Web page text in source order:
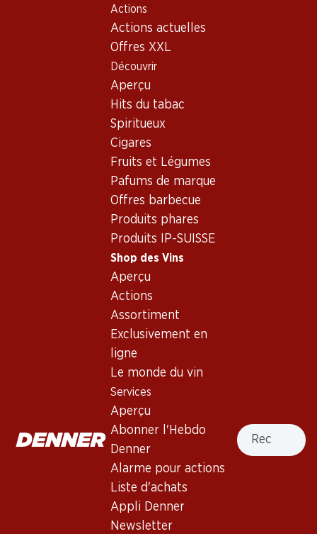
Actions
Actions actuelles
Offres XXL
Découvrir
Aperçu
Hits du tabac
Spiritueux
Cigares
Fruits et Légumes
Pafums de marque
Offres barbecue
Produits phares
Produits IP-SUISSE
Shop des Vins
Aperçu
Actions
Assortiment
Exclusivement en
ligne
Le monde du vin
Services
Aperçu
Abonner l'Hebdo
Denner
Alarme pour actions
Liste d'achats
Appli Denner
Newsletter
Recherche
Shop des Vins
France
Champagne
Colligny Rosé Brut Champagne AOC
Recto Verso
Colligny Rosé Brut Champagne
Champagne
Robe saumon claire. Nez de baies rouges, d'abricot et de
brioche. Bouche fruitée et séveuse, aux bulles bien